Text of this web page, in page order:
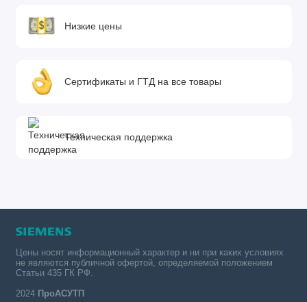
Низкие цены
Сертификаты и ГТД на все товары
Техническая поддержка
Цены носят информационный характер и ни при каких условиях
не являются публичной офертой, определяемой положением
Статьи 435 ГК РФ.
2024 ПроАСУТП